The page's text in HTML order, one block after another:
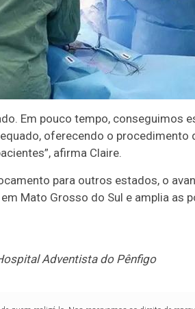
Em pouco tempo, conseguimos
oferecendo o
afirma Claire.
para outros estados, o
Mato Grosso do Sul e amplia as
Adventista do Pênfigo